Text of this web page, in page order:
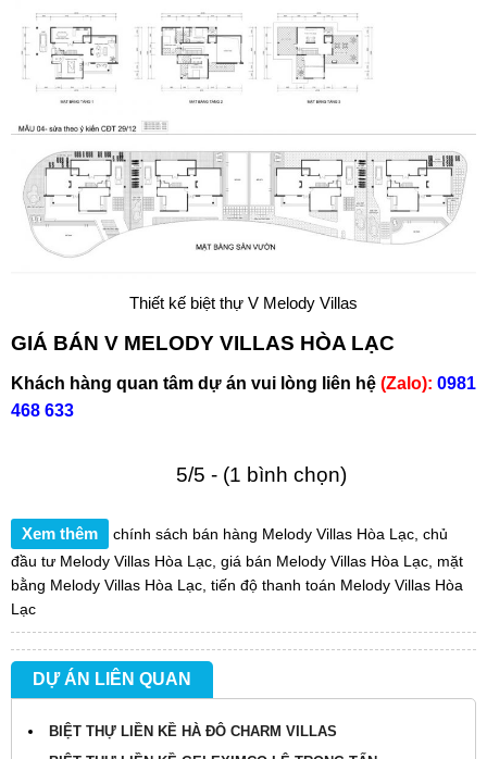
Thiết kế biệt thự V Melody Villas
GIÁ BÁN V MELODY VILLAS HÒA LẠC
Khách hàng quan tâm dự án vui lòng liên hệ (Zalo): 0981
468 633
5/5 - (1 bình chọn)
Xem thêm chính sách bán hàng Melody Villas Hòa Lạc chủ
đầu tư Melody Villas Hòa Lạc giá bán Melody Villas Hòa Lạc mặt
bằng Melody Villas Hòa Lạc tiến độ thanh toán Melody Villas Hòa
Lạc
DỰ ÁN LIÊN QUAN
BIỆT THỰ LIỀN KỀ HÀ ĐÔ CHARM VILLAS